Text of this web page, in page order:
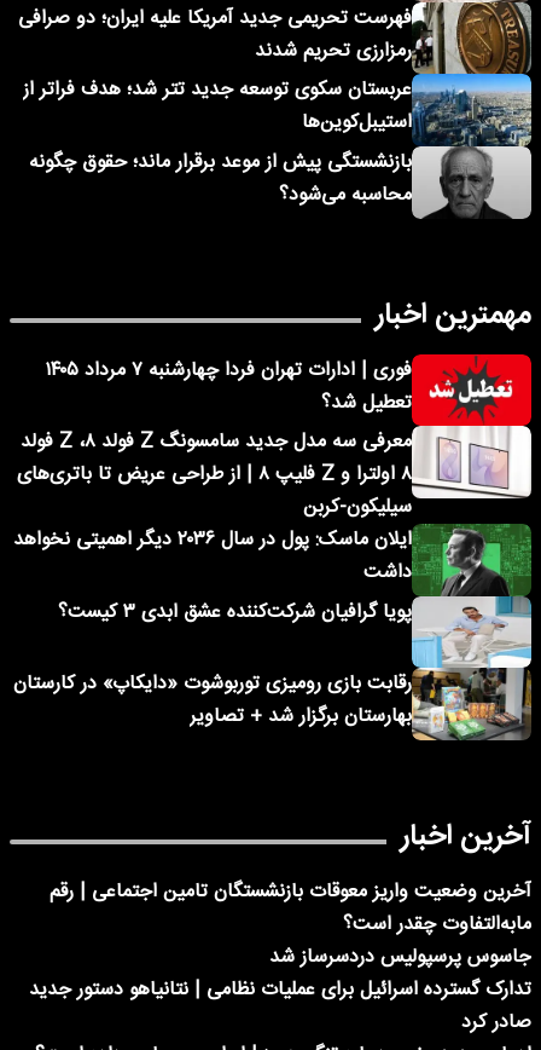
فهرست تحریمی جدید آمریکا علیه ایران؛ دو صرافی
رمزارزی تحریم شدند
عربستان سکوی توسعه جدید تتر شد؛ هدف فراتر از
استیبل‌کوین‌ها
بازنشستگی پیش از موعد برقرار ماند؛ حقوق چگونه
محاسبه می‌شود؟
مهمترین اخبار
فوری | ادارات تهران فردا چهارشنبه ۷ مرداد ۱۴۰۵
تعطیل شد؟
معرفی سه مدل جدید سامسونگ Z فولد ۸، Z فولد
۸ اولترا و Z فلیپ ۸ | از طراحی عریض تا باتری‌های
سیلیکون-کربن
ایلان ماسک: پول در سال ۲۰۳۶ دیگر اهمیتی نخواهد
داشت
پویا گرافیان شرکت‌کننده عشق ابدی ۳ کیست؟
رقابت بازی رومیزی توربوشوت «دایکاپ» در کارستان
بهارستان برگزار شد + تصاویر
آخرین اخبار
آخرین وضعیت واریز معوقات بازنشستگان تامین اجتماعی | رقم
مابه‌التفاوت چقدر است؟
جاسوس پرسپولیس دردسرساز شد
تدارک گسترده اسرائیل برای عملیات نظامی | نتانیاهو دستور جدید
صادر کرد